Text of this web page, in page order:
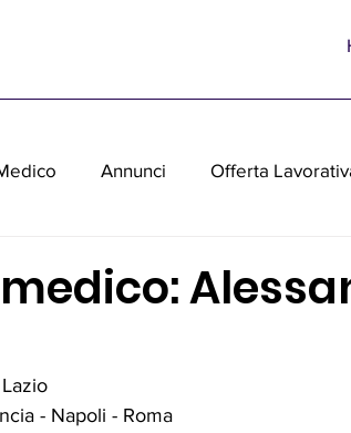
Annunci Offerta
- Napoli - Roma